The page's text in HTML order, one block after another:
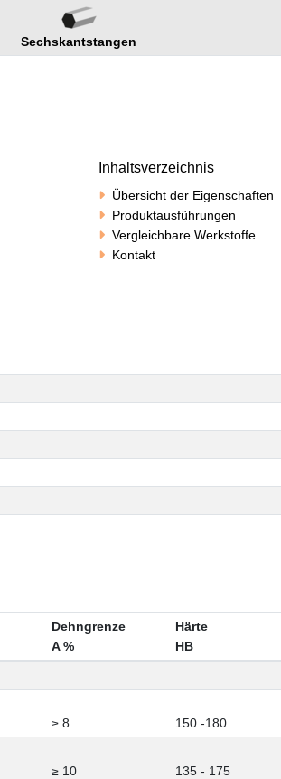
Sechskantstangen
Inhaltsverzeichnis
Übersicht der Eigenschaften
Produktausführungen
Vergleichbare Werkstoffe
Kontakt
Dehngrenze
A %
Härte
HB
≥ 8
150 -180
≥ 10
135 - 175